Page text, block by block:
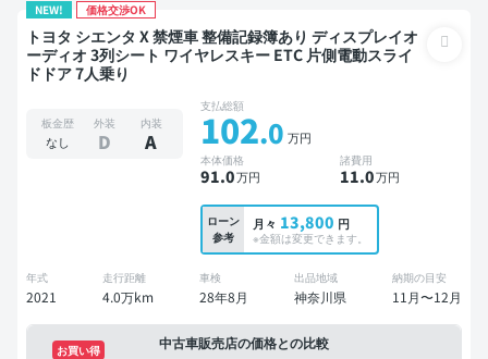
NEW! 価格交渉OK
トヨタ シエンタ X 禁煙車 整備記録簿あり ディスプレイオ
ーディオ 3列シート ワイヤレスキー ETC 片側電動スライ
ドドア 7人乗り
板金歴
なし
外装
D
内装
A
支払総額
102.0 万円
本体価格
91.0万円
諸費用
11.0万円
ローン
参考
月々 13,800 円
※金額は変更できます。
年式
2021
走行距離
4.0万km
車検
28年8月
出品地域
神奈川県
納期の目安
11月〜12月
中古車販売店の価格との比較
お買い得